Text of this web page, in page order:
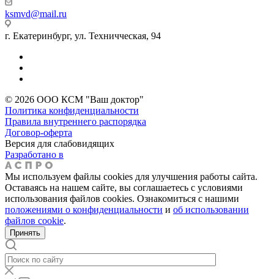
ksmvd@mail.ru
г. Екатеринбург, ул. Техничческая, 94
© 2026 ООО КСМ "Ваш доктор"
Политика конфиденциальности
Правила внутреннего распорядка
Договор-оферта
Версия для слабовидящих
Разработано в
Мы используем файлы cookies для улучшения работы сайта.
Оставаясь на нашем сайте, вы соглашаетесь с условиями
использования файлов cookies. Ознакомиться с нашими
положениями о конфиденциальности и об использовании
файлов cookie.
Принять